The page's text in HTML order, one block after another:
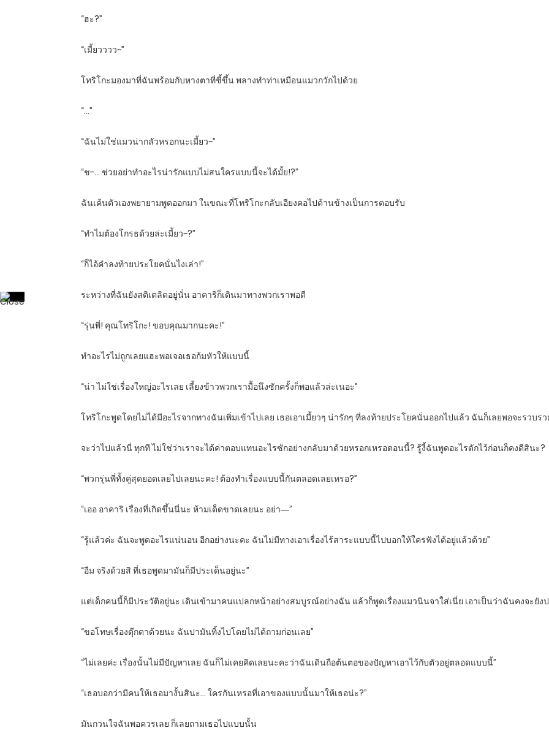
“ฮะ?”
“เมี้ยวววว~”
โทริโกะมองมาที่ฉันพร้อมกับหางตาที่ชี้ขึ้น พลางทำท่าเหมือนแมวกวักไปด้วย
“…”
“ฉันไม่ใช่แมวน่ากลัวหรอกนะเมี้ยว~”
“ช-… ช่วยอย่าทำอะไรน่ารักแบบไม่สนใครแบบนี้จะได้มั้ย!?”
ฉันเค้นตัวเองพยายามพูดออกมา ในขณะที่โทริโกะกลับเอียงคอไปด้านข้างเป็นการตอบรับ
“ทำไมต้องโกรธด้วยล่ะเมี้ยว~?”
“ก็ไอ้คำลงท้ายประโยคนั่นไงเล่า!”
ระหว่างที่ฉันยังสติเตลิดอยู่นั่น อาคาริก็เดินมาทางพวกเราพอดี
“รุ่นพี่! คุณโทริโกะ! ขอบคุณมากนะคะ!”
ทำอะไรไม่ถูกเลยแฮะพอเจอเธอก้มหัวให้แบบนี้
“น่า ไม่ใช่เรื่องใหญ่อะไรเลย เลี้ยงข้าวพวกเรามื้อนึงซักครั้งก็พอแล้วล่ะเนอะ”
โทริโกะพูดโดยไม่ได้มีอะไรจากทางฉันเพิ่มเข้าไปเลย เธอเอาเมี้ยวๆ น่ารักๆ ที่ลงท้ายประโยคนั่นออกไปแล้ว ฉันก็เลยพอจะรวบร
จะว่าไปแล้วนี่ ทุกที ไม่ใช่ว่าเราจะได้ค่าตอบแทนอะไรซักอย่างกลับมาด้วยหรอกเหรอตอนนี้? รู้งี้ฉันพูดอะไรดักไว้ก่อนก็คงดีสินะ?
“พวกรุ่นพี่ทั้งคู่สุดยอดเลยไปเลยนะคะ! ต้องทำเรื่องแบบนี้กันตลอดเลยเหรอ?”
“เออ อาคาริ เรื่องที่เกิดขึ้นนี่นะ ห้ามเด็ดขาดเลยนะ อย่า―”
“รู้แล้วค่ะ ฉันจะพูดอะไรแน่นอน อีกอย่างนะคะ ฉันไม่มีทางเอาเรื่องไร้สาระแบบนี้ไปบอกให้ใครฟังได้อยู่แล้วด้วย”
“อืม จริงด้วยสิ ที่เธอพูดมามันก็มีประเด็นอยู่นะ”
แต่เด็กคนนี้ก็มีประวัติอยู่นะ เดินเข้ามาคนแปลกหน้าอย่างสมบูรณ์อย่างฉัน แล้วก็พูดเรื่องแมวนินจาใส่เนี่ย เอาเป็นว่าฉันคงจะยัง
“ขอโทษเรื่องตุ๊กตาด้วยนะ ฉันปามันทิ้งไปโดยไม่ได้ถามก่อนเลย”
“ไม่เลยค่ะ เรื่องนั้นไม่มีปัญหาเลย ฉันก็ไม่เคยคิดเลยนะคะว่าฉันเดินถือต้นตอของปัญหาเอาไว้กับตัวอยู่ตลอดแบบนี้”
“เธอบอกว่ามีคนให้เธอมางั้นสินะ… ใครกันเหรอที่เอาของแบบนั้นมาให้เธอน่ะ?”
มันกวนใจฉันพอควรเลย ก็เลยถามเธอไปแบบนั้น